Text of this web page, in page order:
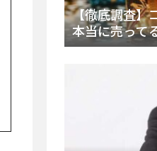
【徹底調査】
本当に売って
マ・ローソン
ー・内容物を